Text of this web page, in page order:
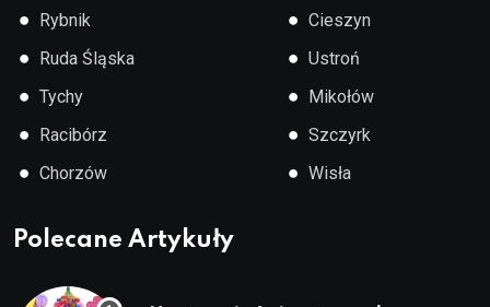
● Rybnik
● Ruda Śląska
● Tychy
● Racibórz
● Chorzów
● Cieszyn
● Ustroń
● Mikołów
● Szczyrk
● Wisła
Polecane Artykuły